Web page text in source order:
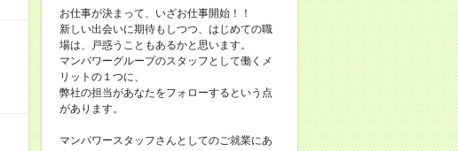
お仕事が決まって、いざお仕事開始！！
新しい出会いに期待もしつつ、はじめての職
場は、戸惑うこともあるかと思います。
マンパワーグループのスタッフとして働くメ
リットの１つに、
弊社の担当があなたをフォローするという点
があります。
マンパワースタッフさんとしてのご就業にあ